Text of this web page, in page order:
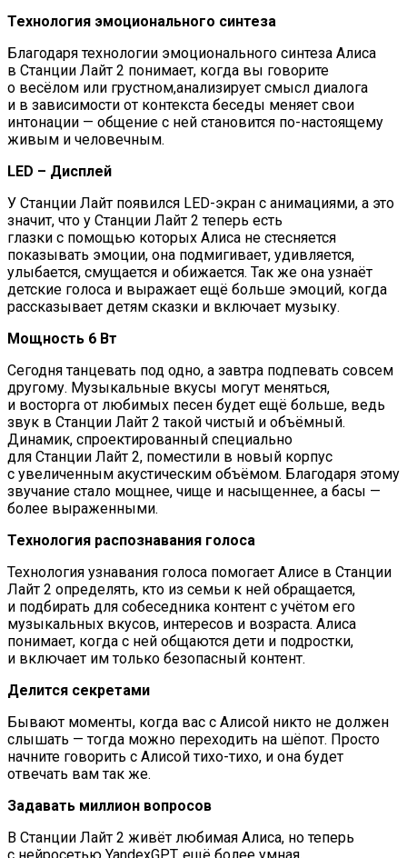
Технология эмоционального синтеза
Благодаря технологии эмоционального синтеза Алиса
в Станции Лайт 2 понимает, когда вы говорите
о весёлом или грустном,анализирует смысл диалога
и в зависимости от контекста беседы меняет свои
интонации — общение с ней становится по-настоящему
живым и человечным.
LED – Дисплей
У Станции Лайт появился LED-экран с анимациями, а это
значит, что у Станции Лайт 2 теперь есть
глазки с помощью которых Алиса не стесняется
показывать эмоции, она подмигивает, удивляется,
улыбается, смущается и обижается. Так же она узнаёт
детские голоса и выражает ещё больше эмоций, когда
рассказывает детям сказки и включает музыку.
Мощность 6 Вт
Сегодня танцевать под одно, а завтра подпевать совсем
другому. Музыкальные вкусы могут меняться,
и восторга от любимых песен будет ещё больше, ведь
звук в Станции Лайт 2 такой чистый и объёмный.
Динамик, спроектированный специально
для Станции Лайт 2, поместили в новый корпус
с увеличенным акустическим объёмом. Благодаря этому
звучание стало мощнее, чище и насыщеннее, а басы —
более выраженными.
Технология распознавания голоса
Технология узнавания голоса помогает Алисе в Станции
Лайт 2 определять, кто из семьи к ней обращается,
и подбирать для собеседника контент с учётом его
музыкальных вкусов, интересов и возраста. Алиса
понимает, когда с ней общаются дети и подростки,
и включает им только безопасный контент.
Делится секретами
Бывают моменты, когда вас с Алисой никто не должен
слышать — тогда можно переходить на шёпот. Просто
начните говорить с Алисой тихо-тихо, и она будет
отвечать вам так же.
Задавать миллион вопросов
В Станции Лайт 2 живёт любимая Алиса, но теперь